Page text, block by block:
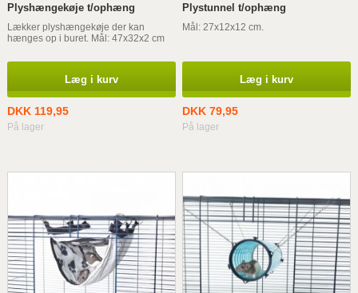
Plyshængekøje t/ophæng
Lækker plyshængekøje der kan
hænges op i buret. Mål: 47x32x2 cm
Læg i kurv
DKK 119,95
På lager
Plystunnel t/ophæng
Mål: 27x12x12 cm.
Læg i kurv
DKK 79,95
På lager